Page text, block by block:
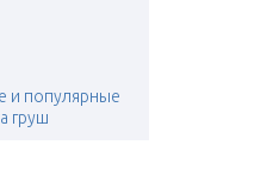
и популярные
груш